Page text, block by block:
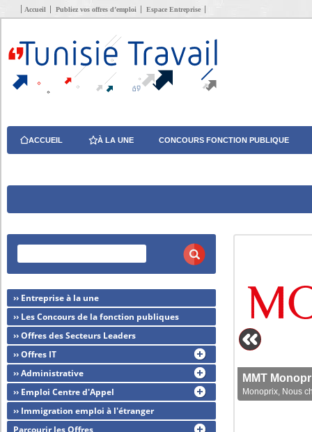
Accueil Publiez vos offres d’emploi Espace Entreprise
ACCUEIL À LA UNE CONCOURS FONCTION PUBLIQUE
MMT
Monoprix, Nous
›› Entreprise à la une
›› Les Concours de la fonction publiques
›› Offres des Secteurs Leaders
›› Offres IT
›› Administrative
›› Emploi Centre d'Appel
›› Immigration emploi à l'étranger
Parcourir les Offres